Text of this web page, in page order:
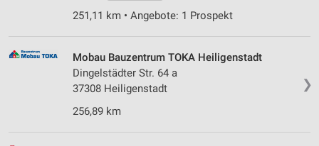
251,11 km • Angebote: 1 Prospekt
❯
Mobau Bauzentrum TOKA Heiligenstadt
Dingelstädter Str. 64 a
37308 Heiligenstadt
256,89 km